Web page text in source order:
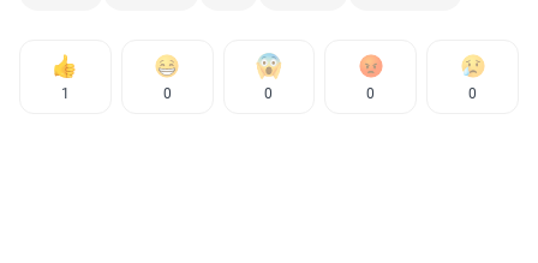
1 0 0 0 0